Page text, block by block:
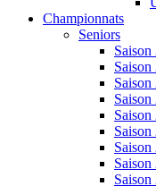
Championnats
Seniors
Saison